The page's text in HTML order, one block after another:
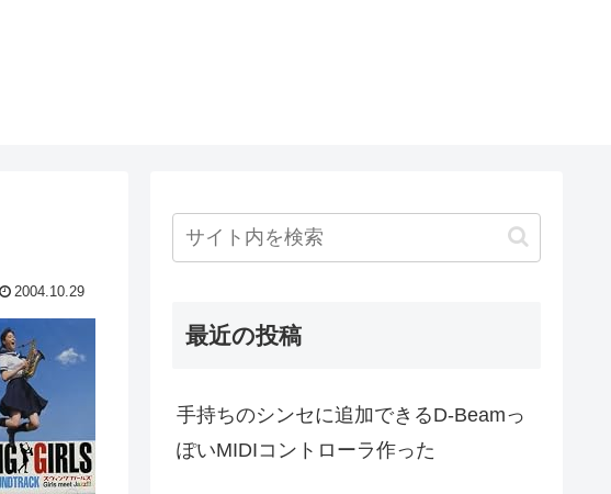
2004.10.29
最近の投稿
手持ちのシンセに追加できるD-Beamっ
ぽいMIDIコントローラ作った